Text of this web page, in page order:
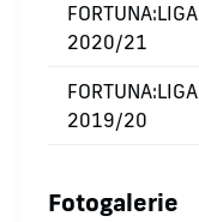
FORTUNA:LIGA
2020/21
FORTUNA:LIGA
2019/20
Fotogalerie